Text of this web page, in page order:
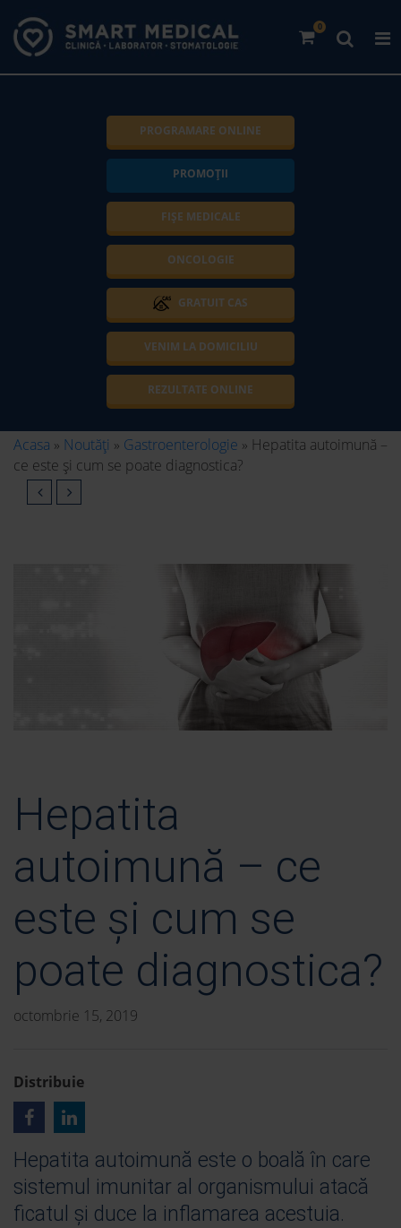
0
PROGRAMARE ONLINE
PROMOȚII
FIȘE MEDICALE
ONCOLOGIE
GRATUIT CAS
VENIM LA DOMICILIU
REZULTATE ONLINE
Acasa » Noutăți » Gastroenterologie » Hepatita autoimună –
ce este și cum se poate diagnostica?
Hepatita
autoimună – ce
este și cum se
poate diagnostica?
octombrie 15, 2019
Distribuie
Hepatita autoimună este o boală în care
sistemul imunitar al organismului atacă
ficatul și duce la inflamarea acestuia.